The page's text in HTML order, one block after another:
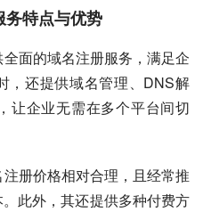
务特点与优势
面的域名注册服务，满足企
，还提供域名管理、DNS解
让企业无需在多个平台间切
册价格相对合理，且经常推
此外，其还提供多种付费方